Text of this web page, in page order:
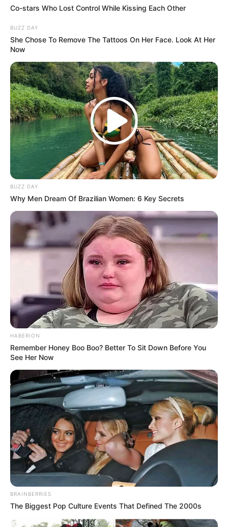
Sinopsis I Can Hear Your
Voice Episode 3: Hye Sun
Rela Menyamar Demi
Menyelamatkan Seon Bin
Sinopsis I Can Hear Your
Voice Episode 2: Soo Ha
Berusaha Menemukan
Hye Sung
TULIS KOMENTAR
Alamat email Anda tidak akan dipublikasikan. Ruas yang wajib ditandai*
Co-stars Who Lost Control While Kissing Each Other
BUZZ DAY
She Chose To Remove The Tattoos On Her Face. Look At Her
Now
BUZZ DAY
Why Men Dream Of Brazilian Women: 6 Key Secrets
HABERION
Remember Honey Boo Boo? Better To Sit Down Before You
See Her Now
BRAINBERRIES
The Biggest Pop Culture Events That Defined The 2000s